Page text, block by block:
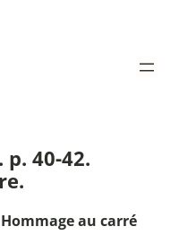
p. 40-42.
au carré